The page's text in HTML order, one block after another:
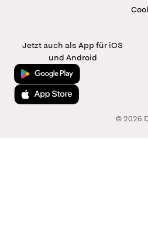
Jetzt auch als App für iOS
und Android
Jetzt bei Google Play
Laden im App Store
© 2026